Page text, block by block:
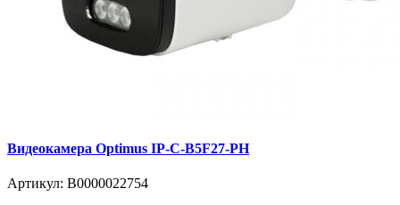
Видеокамера Optimus IP-C-B5F27-PH
Артикул: В0000022754